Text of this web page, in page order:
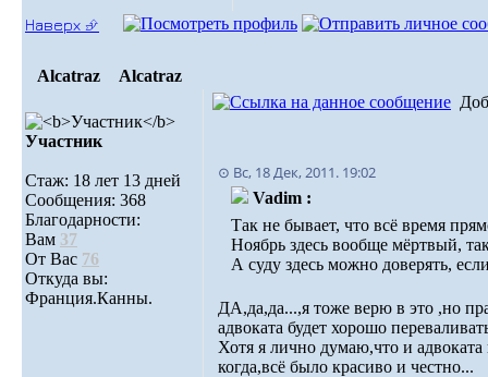
Наверх ⮵
Alcatraz Alcatraz
Участник
Стаж: 18 лет 13 дней
Сообщения: 368
Благодарности:
Вам 37
От Вас 76
Откуда вы:
Франция.Канны.
⊙ Вс, 18 Дек, 2011. 19:02
Vadim :
Так не бывает, что всё время
Ноябрь здесь вообще мёртвый,
А суду здесь можно доверять,
ДА,да,да...,я тоже верю в это ,но
адвоката будет хорошо
Хотя я лично думаю,что и адвоката
когда,всё было красиво и честно...